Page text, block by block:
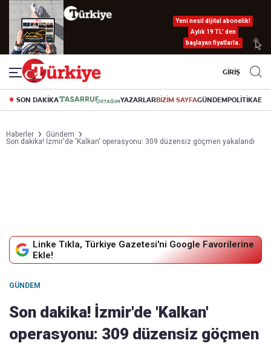
Yeni nesil dijital abonelik!
Aylık 19 TL’ den
başlayan fiyatlarla.
GİRİŞ
SON DAKİKA YAZARLARBİZİM SAYFAGÜNDEMPOLİTİKA
Haberler
Gündem
Son dakika! İzmir'de 'Kalkan' operasyonu: 309 düzensiz göçmen yakalandı
Linke Tıkla, Türkiye Gazetesi'ni Google Favorilerine
Ekle!
GÜNDEM
Son dakika! İzmir'de 'Kalkan'
operasyonu: 309 düzensiz göçmen